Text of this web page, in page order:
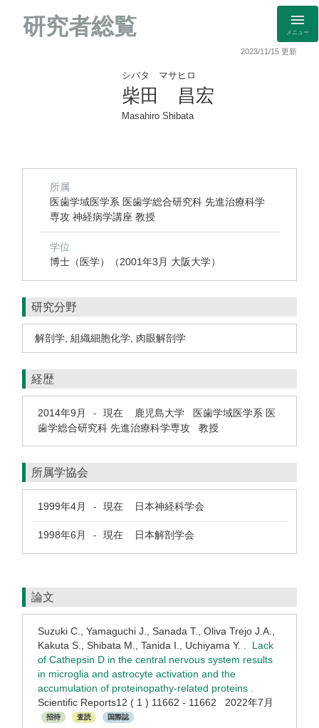
研究者総覧 メニュー
2023/11/15 更新
シバタ マサヒロ
柴田 昌宏
Masahiro Shibata
所属
医歯学域医学系 医歯学総合研究科 先進治療科学
専攻 神経病学講座 教授
学位
博士（医学）（2001年3月 大阪大学）
研究分野
解剖学 組織細胞化学 肉眼解剖学
経歴
2014年9月 - 現在 鹿児島大学 医歯学域医学系 医
歯学総合研究科 先進治療科学専攻 教授
所属学協会
1999年4月 - 現在 日本神経科学会
1998年6月 - 現在 日本解剖学会
論文
Suzuki C., Yamaguchi J., Sanada T., Oliva Trejo J.A.,
Kakuta S., Shibata M., Tanida I., Uchiyama Y. . Lack
of Cathepsin D in the central nervous system results
in microglia and astrocyte activation and the
accumulation of proteinopathy-related proteins .
Scientific Reports12 ( 1 ) 11662 - 11662 2022年7月
招待 査読 国際誌